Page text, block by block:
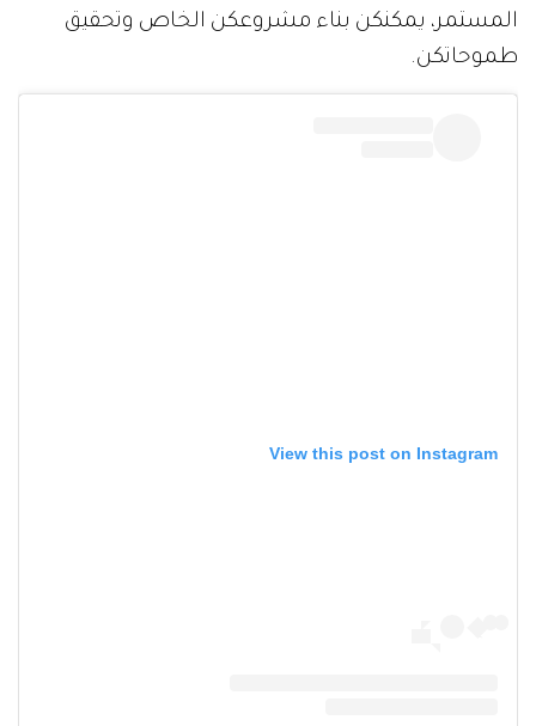
المستمر، يمكنكن بناء مشروعكن الخاص وتحقيق
طموحاتكن.
View this post on Instagram